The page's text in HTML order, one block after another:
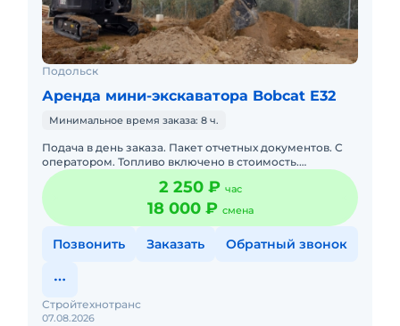
Подольск
Аренда мини-экскаватора Bobcat E32
Минимальное время заказа: 8 ч.
Подача в день заказа. Пакет отчетных документов. С
оператором. Топливо включено в стоимость.
Долгосрочная аренда. Краткосрочная аренда. Техника
с малой наработк
2 250 ₽ час
18 000 ₽ смена
Позвонить Заказать Обратный звонок
07.08.2026
Стройтехнотранс